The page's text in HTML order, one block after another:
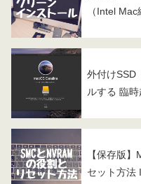
（Intel Mac
外付けSSD
ルする 臨
【保存版
セット方法